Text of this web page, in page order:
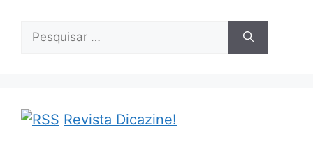
por:
Revista Dicazine!